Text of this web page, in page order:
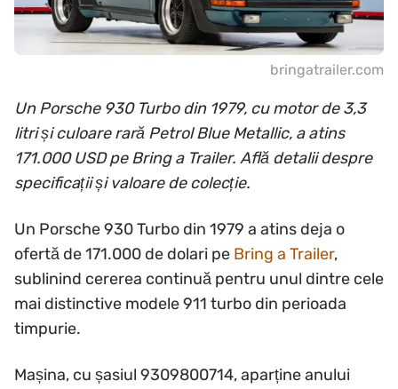
bringatrailer.com
Un Porsche 930 Turbo din 1979, cu motor de 3,3
litri și culoare rară Petrol Blue Metallic, a atins
171.000 USD pe Bring a Trailer. Află detalii despre
specificații și valoare de colecție.
Un Porsche 930 Turbo din 1979 a atins deja o
ofertă de 171.000 de dolari pe Bring a Trailer,
sublinind cererea continuă pentru unul dintre cele
mai distinctive modele 911 turbo din perioada
timpurie.
Mașina, cu șasiul 9309800714, aparține anului